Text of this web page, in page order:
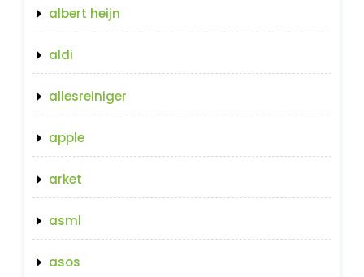
albert heijn
aldi
allesreiniger
apple
arket
asml
asos